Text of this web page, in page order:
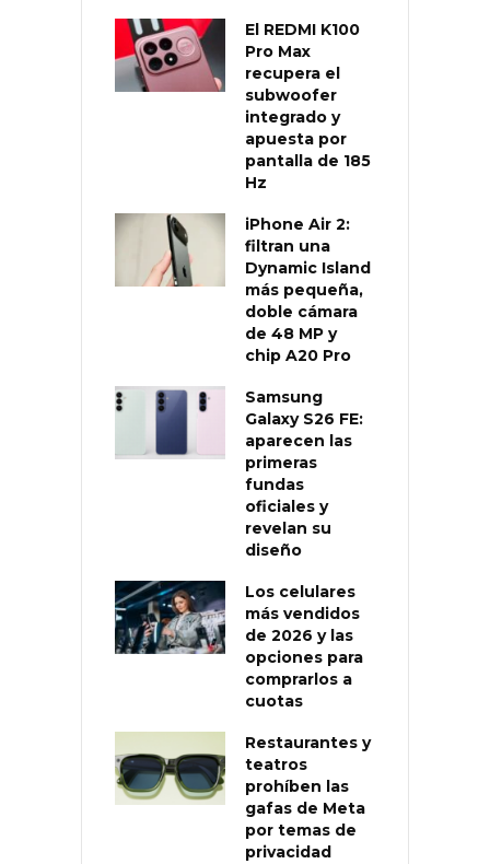
El REDMI K100
Pro Max
recupera el
subwoofer
integrado y
apuesta por
pantalla de 185
Hz
iPhone Air 2:
filtran una
Dynamic Island
más pequeña,
doble cámara
de 48 MP y
chip A20 Pro
Samsung
Galaxy S26 FE:
aparecen las
primeras
fundas
oficiales y
revelan su
diseño
Los celulares
más vendidos
de 2026 y las
opciones para
comprarlos a
cuotas
Restaurantes y
teatros
prohíben las
gafas de Meta
por temas de
privacidad